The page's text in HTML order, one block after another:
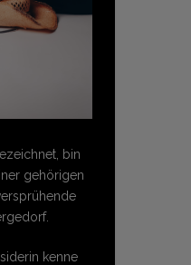
bin
gehörigen
kenne